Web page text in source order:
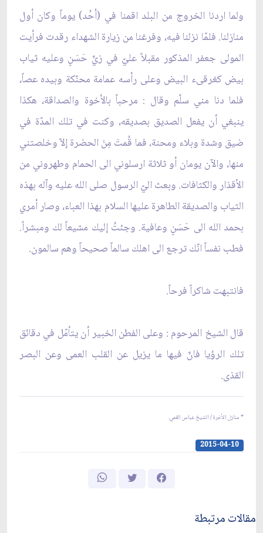
ولما اردنا الخروج من البلد اقمنا في (اُحُد) يوماً وكان أول
منازلنا. فلمّا نزلنا فيه، وفرغنا من زيارة الشهداء رقدت فرأيت
المولى جعفر المذكور مقبلاً عليّ في زيٍّ حَسَنٍ وعليه ثياب
بيض كغرقىء البيض وعلى رأسه عمامة محنّكة وبيده عصاً،
فلما دنا مني سلّم وقال : مرحباً بالأخوة والصداقة، هكذا
ينبغي أن يفعل الصديق بصديقه، وكنت في تلك المدّة في
ضيق وشدة وبلاء ومحنة، فما قُمتَ مِنَ الحضرة إلاّ وخلصتني
منها، والآن يومان أو ثلاثة ارسلوني الى الحمام وطهروني من
الأقذار والكثافات. وبعث اليّ الرسول صلى ‌الله‌ عليه وآله بهذه
الثياب والصديقة الطاهرة عليها‌ السلام بهذا العباء، وصار أمري
بحمد الله الى حَسَنٍ وعافية. وجئتُ إليك مشيعاً لك ومبشراً.
فطب نفساً انّك ترجع الى اهلك سالماً صحيحاً وهم سالمون.
فانتبهت شاكراً فرحاً.
قال الشيخ المرحوم : وعلى الفطن الخبير أن يتأمّل في دقائق
تلك الرؤيا فانّ فيها ما يزيل عن القلب العمى وعن البصر
القذى.
* منازل الأخرة / الشيخ عباس القمي.
2015-04-10
مقالات مرتبطة